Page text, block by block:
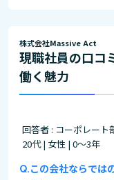
株式会社Massive Act
現職社員の口コ
働く魅力
回答者 : コーポレート
20代 | 女性 | 0～3年
この会社ならでは